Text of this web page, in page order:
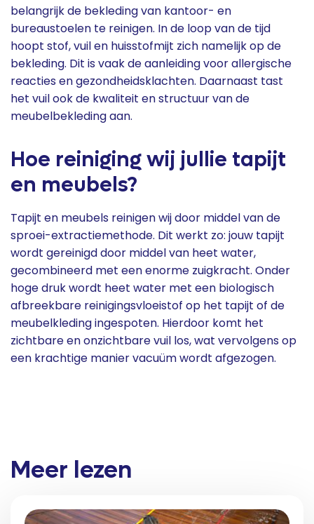
belangrijk de bekleding van kantoor- en
bureaustoelen te reinigen. In de loop van de tijd
hoopt stof, vuil en huisstofmijt zich namelijk op de
bekleding. Dit is vaak de aanleiding voor allergische
reacties en gezondheidsklachten. Daarnaast tast
het vuil ook de kwaliteit en structuur van de
meubelbekleding aan.
Hoe reiniging wij jullie tapijt
en meubels?
Tapijt en meubels reinigen wij door middel van de
sproei-extractiemethode. Dit werkt zo: jouw tapijt
wordt gereinigd door middel van heet water,
gecombineerd met een enorme zuigkracht. Onder
hoge druk wordt heet water met een biologisch
afbreekbare reinigingsvloeistof op het tapijt of de
meubelkleding ingespoten. Hierdoor komt het
zichtbare en onzichtbare vuil los, wat vervolgens op
een krachtige manier vacuüm wordt afgezogen.
Meer lezen